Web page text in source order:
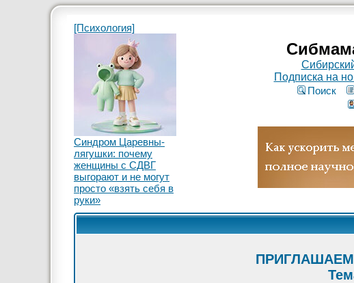
[Психология]
Синдром Царевны-
лягушки: почему
женщины с СДВГ
выгорают и не могут
просто «взять себя в
руки»
Подписка на
Поиск